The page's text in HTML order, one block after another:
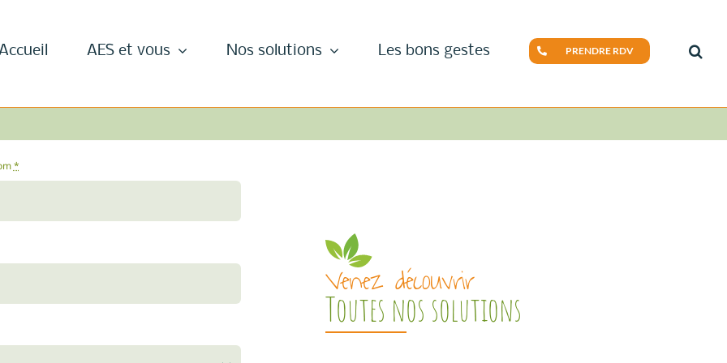
AES et vous Nos solutions Les bons gestes PRENDRE RDV
*
Venez découvrir
Toutes nos solutions